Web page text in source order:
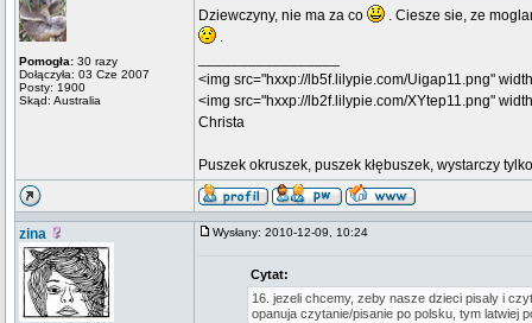
Pomogła: 30 razy
Dołączyła: 03 Cze 2007
Posty: 1900
Skąd: Australia
Dziewczyny, nie ma za co
. Ciesze sie, ze
.
<img src="hxxp://lb5f.lilypie.com/Uigap11.png"
<img src="hxxp://lb2f.lilypie.com/XYtep11.png"
Christa
Puszek okruszek, puszek kłębuszek, wystarczy
zina Wysłany: 2010-12-09, 10:24
Cytat:
16. jezeli chcemy, zeby nasze dzieci pisaly i
opanuja czytanie/pisanie po polsku, tym latwiej